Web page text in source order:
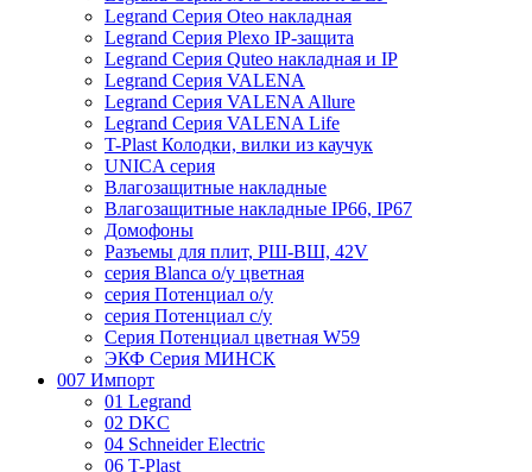
Legrand Серия Oteo накладная
Legrand Серия Plexo IP-защита
Legrand Серия Quteo накладная и IP
Legrand Серия VALENA
Legrand Серия VALENA Allure
Legrand Серия VALENA Life
T-Plast Колодки, вилки из каучук
UNICA серия
Влагозащитные накладные
Влагозащитные накладные IP66, IP67
Домофоны
Разъемы для плит, РШ-ВШ, 42V
серия Blanca о/у цветная
серия Потенциал о/у
серия Потенциал с/у
Серия Потенциал цветная W59
ЭКФ Серия МИНСК
007 Импорт
01 Legrand
02 DKC
04 Schneider Electric
06 T-Plast